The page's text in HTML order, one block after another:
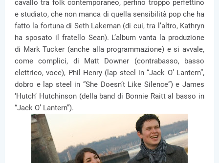
cavallo tra folk contemporaneo, perfino troppo perfettino
e studiato, che non manca di quella sensibilità pop che ha
fatto la fortuna di Seth Lakeman (di cui, tra l’altro, Kathryn
ha sposato il fratello Sean). L’album vanta la produzione
di Mark Tucker (anche alla programmazione) e si avvale,
come complici, di Matt Downer (contrabasso, basso
elettrico, voce), Phil Henry (lap steel in “Jack O’ Lantern”,
dobro e lap steel in “She Doesn’t Like Silence”) e James
‘Hutch’ Hutchinson (della band di Bonnie Raitt al basso in
“Jack O’ Lantern”).